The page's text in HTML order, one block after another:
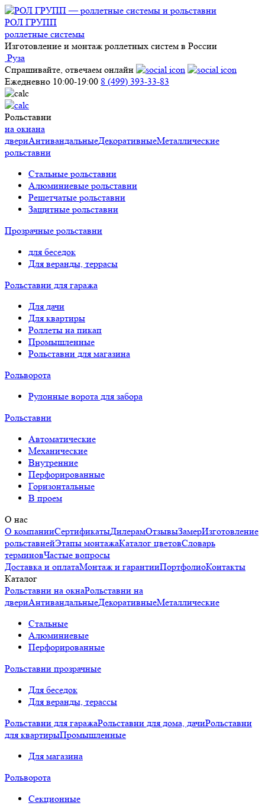
РОЛ ГРУПП
роллетные системы
Изготовление и монтаж роллетных систем в России
Руза
Спрашивайте, отвечаем онлайн
Ежедневно 10:00-19:00 8 (499) 393-33-83
Рольставни
на окнана
двериАнтивандальныеДекоративныеМеталлические
рольставни
Стальные рольставни
Алюминиевые рольставни
Решетчатые рольставни
Защитные рольставни
Прозрачные рольставни
для беседок
Для веранды, террасы
Рольставни для гаража
Для дачи
Для квартиры
Роллеты на пикап
Промышленные
Рольставни для магазина
Рольворота
Рулонные ворота для забора
Рольставни
Автоматические
Механические
Внутренние
Перфорированные
Горизонтальные
В проем
О нас
О компанииСертификатыДилерамОтзывыЗамерИзготовление
рольставнейЭтапы монтажаКаталог цветовСловарь
терминовЧастые вопросы
Доставка и оплатаМонтаж и гарантииПортфолиоКонтакты
Каталог
Рольставни на окнаРольставни на
двериАнтивандальныеДекоративныеМеталлические
Стальные
Алюминиевые
Перфорированные
Рольставни прозрачные
Для беседок
Для веранды, терассы
Рольставни для гаражаРольставни для дома, дачиРольставни
для квартирыПромышленные
Для магазина
Рольворота
Секционные